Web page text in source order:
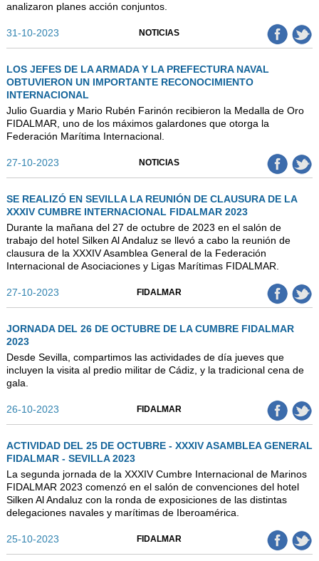
analizaron planes acción conjuntos.
31-10-2023 NOTICIAS
LOS JEFES DE LA ARMADA Y LA PREFECTURA NAVAL
OBTUVIERON UN IMPORTANTE RECONOCIMIENTO
INTERNACIONAL
Julio Guardia y Mario Rubén Farinón recibieron la Medalla de Oro
FIDALMAR, uno de los máximos galardones que otorga la
Federación Marítima Internacional.
27-10-2023 NOTICIAS
SE REALIZÓ EN SEVILLA LA REUNIÓN DE CLAUSURA DE LA
XXXIV CUMBRE INTERNACIONAL FIDALMAR 2023
Durante la mañana del 27 de octubre de 2023 en el salón de
trabajo del hotel Silken Al Andaluz se llevó a cabo la reunión de
clausura de la XXXIV Asamblea General de la Federación
Internacional de Asociaciones y Ligas Marítimas FIDALMAR.
27-10-2023 FIDALMAR
JORNADA DEL 26 DE OCTUBRE DE LA CUMBRE FIDALMAR
2023
Desde Sevilla, compartimos las actividades de día jueves que
incluyen la visita al predio militar de Cádiz, y la tradicional cena de
gala.
26-10-2023 FIDALMAR
ACTIVIDAD DEL 25 DE OCTUBRE - XXXIV ASAMBLEA GENERAL
FIDALMAR - SEVILLA 2023
La segunda jornada de la XXXIV Cumbre Internacional de Marinos
FIDALMAR 2023 comenzó en el salón de convenciones del hotel
Silken Al Andaluz con la ronda de exposiciones de las distintas
delegaciones navales y marítimas de Iberoamérica.
25-10-2023 FIDALMAR